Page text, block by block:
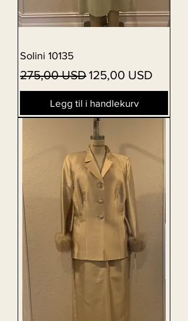
Solini 10135
Vanlig pris
275,00 USDSalgspris
125,00 USD
Legg til i handlekurv